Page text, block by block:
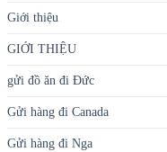
Giới thiệu
GIỚI THIỆU
gửi đồ ăn đi Đức
Gửi hàng đi Canada
Gửi hàng đi Nga